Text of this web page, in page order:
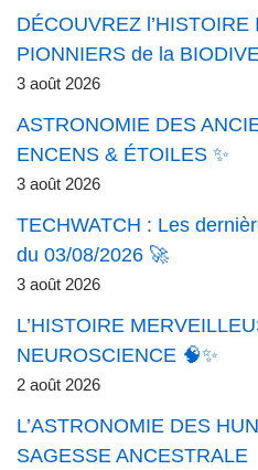
DÉCOUVREZ
PIONNIERS de la
3 août 2026
ASTRONOMIE DES
ENCENS & ÉTOILES ✨
3 août 2026
TECHWATCH : Les
du 03/08/2026 🚀
3 août 2026
L’HISTOIRE
NEUROSCIENCE 🧠✨
2 août 2026
L’ASTRONOMIE DES
SAGESSE ANCESTRALE